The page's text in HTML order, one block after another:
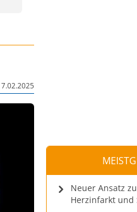
Neuer Ansatz
Herzinfarkt und